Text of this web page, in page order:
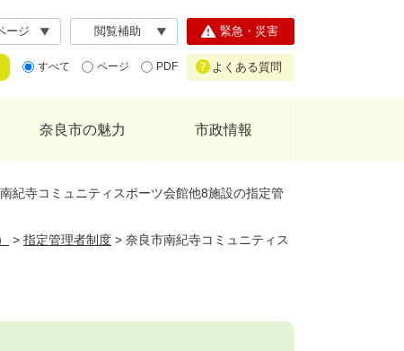
ージ 閲覧補助
すべて ページ PDF
緊急・災害
よくある質問
奈良市の魅力 市政情報
紀寺コミュニティスポーツ会館他8施設の指定管
> 指定管理者制度 > 奈良市南紀寺コミュニティス